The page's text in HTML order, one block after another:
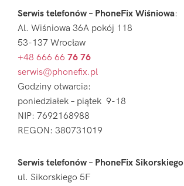
Serwis telefonów – PhoneFix Wiśniowa:
Al. Wiśniowa 36A pokój 118
53-137 Wrocław
+48 666 66 76 76
serwis@phonefix.pl
Godziny otwarcia:
poniedziałek – piątek 9-18
NIP: 7692168988
REGON: 380731019
Serwis telefonów – PhoneFix Sikorskiego
ul. Sikorskiego 5F